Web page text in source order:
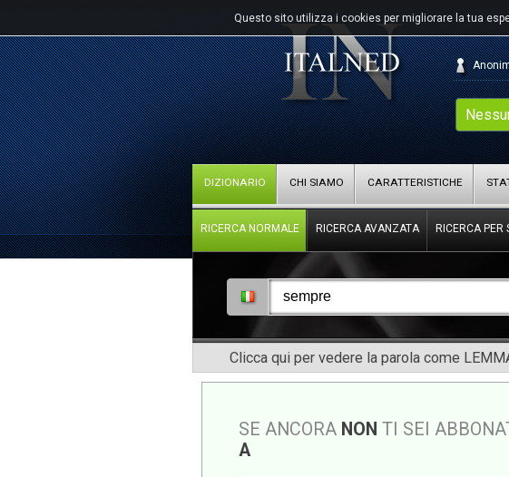
Questo sito utilizza i cookies per migliorare la tua
DIZIONARIO CHI SIAMO CARATTERISTICHE
RICERCA NORMALE RICERCA AVANZATA RICERCA PER
Clicca qui per vedere la parola come
SE ANCORA NON TI SEI
A